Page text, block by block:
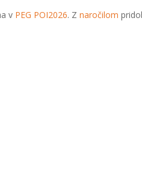
v PEG POI2026. Z naročilom